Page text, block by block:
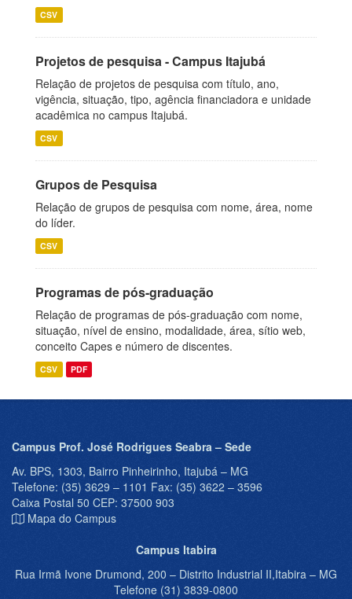
CSV
Projetos de pesquisa - Campus Itajubá
Relação de projetos de pesquisa com título, ano,
vigência, situação, tipo, agência financiadora e unidade
acadêmica no campus Itajubá.
CSV
Grupos de Pesquisa
Relação de grupos de pesquisa com nome, área, nome
do líder.
CSV
Programas de pós-graduação
Relação de programas de pós-graduação com nome,
situação, nível de ensino, modalidade, área, sítio web,
conceito Capes e número de discentes.
CSV PDF
Campus Prof. José Rodrigues Seabra – Sede
Av. BPS, 1303, Bairro Pinheirinho, Itajubá – MG
Telefone: (35) 3629 – 1101 Fax: (35) 3622 – 3596
Caixa Postal 50 CEP: 37500 903
Mapa do Campus
Campus Itabira
Rua Irmã Ivone Drumond, 200 – Distrito Industrial II,Itabira – MG
Telefone (31) 3839-0800